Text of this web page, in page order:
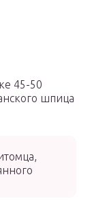
45-50
шпица